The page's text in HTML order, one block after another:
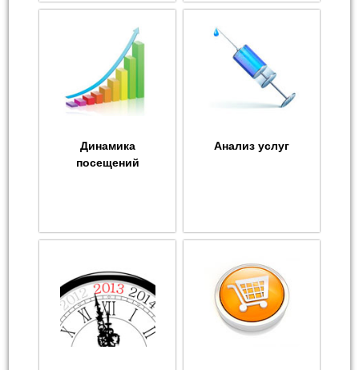
Динамика
посещений
Анализ услуг